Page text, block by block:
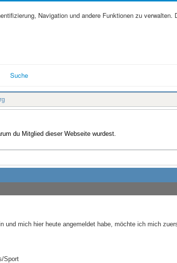
Navigation und andere Funktionen zu
Suche
du Mitglied dieser Webseite wurdest.
und mich hier heute angemeldet habe, möchte ich mich
Sport